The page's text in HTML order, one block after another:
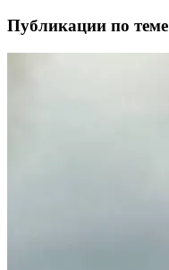
Публикации по теме